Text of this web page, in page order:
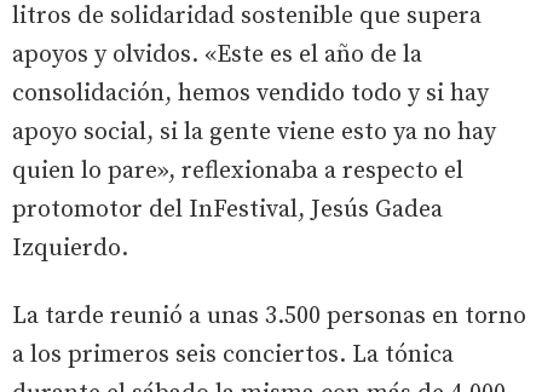
litros de solidaridad sostenible que supera
apoyos y olvidos. «Este es el año de la
consolidación, hemos vendido todo y si hay
apoyo social, si la gente viene esto ya no hay
quien lo pare», reflexionaba a respecto el
protomotor del InFestival, Jesús Gadea
Izquierdo.
La tarde reunió a unas 3.500 personas en torno
a los primeros seis conciertos. La tónica